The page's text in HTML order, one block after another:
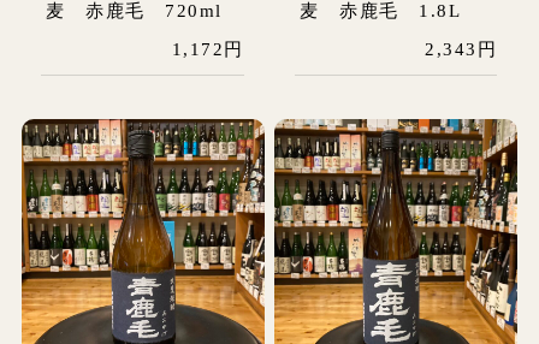
麦 赤鹿毛 720ml
1,172円
麦 赤鹿毛 1.8L
2,343円